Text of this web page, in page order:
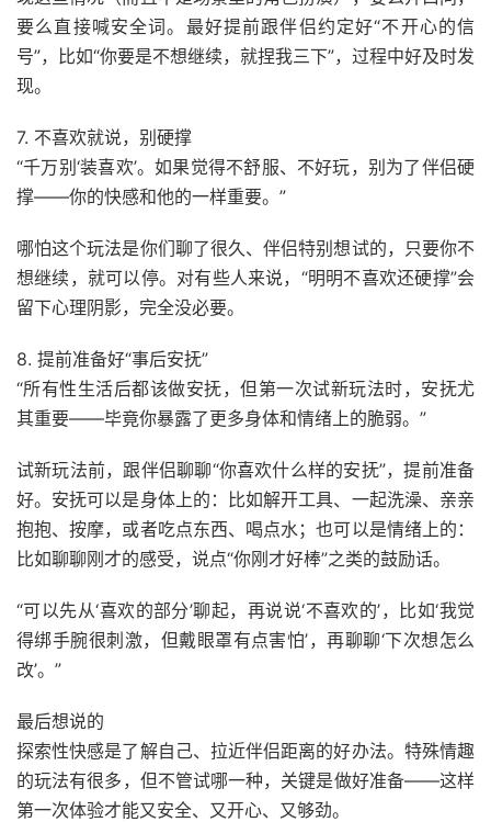
要么直接喊安全词。最好提前跟伴侣约定好“不开心的信
号”，比如“你要是不想继续，就捏我三下”，过程中好及时发
现。
7. 不喜欢就说，别硬撑
“千万别‘装喜欢’。如果觉得不舒服、不好玩，别为了伴侣硬
撑——你的快感和他的一样重要。”
哪怕这个玩法是你们聊了很久、伴侣特别想试的，只要你不
想继续，就可以停。对有些人来说，“明明不喜欢还硬撑”会
留下心理阴影，完全没必要。
8. 提前准备好“事后安抚”
“所有性生活后都该做安抚，但第一次试新玩法时，安抚尤
其重要——毕竟你暴露了更多身体和情绪上的脆弱。”
试新玩法前，跟伴侣聊聊“你喜欢什么样的安抚”，提前准备
好。安抚可以是身体上的：比如解开工具、一起洗澡、亲亲
抱抱、按摩，或者吃点东西、喝点水；也可以是情绪上的：
比如聊聊刚才的感受，说点“你刚才好棒”之类的鼓励话。
“可以先从‘喜欢的部分’聊起，再说说‘不喜欢的’，比如‘我觉
得绑手腕很刺激，但戴眼罩有点害怕’，再聊聊‘下次想怎么
改’。”
最后想说的
探索性快感是了解自己、拉近伴侣距离的好办法。特殊情趣
的玩法有很多，但不管试哪一种，关键是做好准备——这样
第一次体验才能又安全、又开心、又够劲。